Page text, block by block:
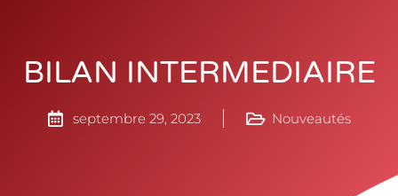
BILAN INTERMEDIAIRE
septembre 29, 2023 Nouveautés